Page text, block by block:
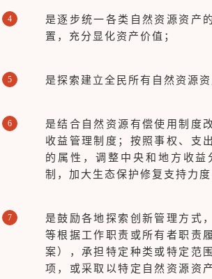
4
是逐步统一各类自然资源资产
置，充分显化资产价值；
5 是探索建立全民所有自然资源
6
是结合自然资源有偿使用制度
收益管理制度；按照事权、支
的属性，调整中央和地方收
制，加大生态保护修复支持力
7
是鼓励各地探索创新管理方式
等根据工作职责或所有者职责
案），承担特定种类或特定范
项，或采取以特定自然资源资